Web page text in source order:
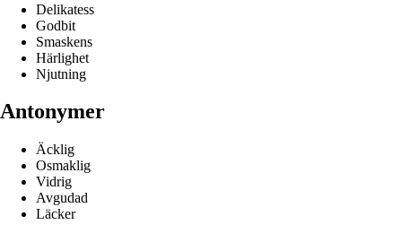
Delikatess
Godbit
Smaskens
Härlighet
Njutning
Antonymer
Äcklig
Osmaklig
Vidrig
Avgudad
Läcker